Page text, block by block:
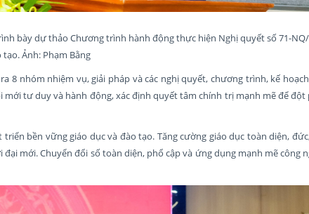
bày dự thảo Chương trình hành động thực hiện Nghị quyết số 71-
Ảnh: Phạm Bằng
nhóm nhiệm vụ, giải pháp và các nghị quyết, chương trình, kế
mới tư duy và hành động, xác định quyết tâm chính trị mạnh mẽ để đột
bền vững giáo dục và đào tạo. Tăng cường giáo dục toàn diện,
mới. Chuyển đổi số toàn diện, phổ cập và ứng dụng mạnh mẽ công